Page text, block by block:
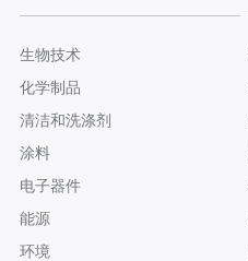
生物技术
化学制品
清洁和洗涤剂
涂料
电子器件
能源
环境